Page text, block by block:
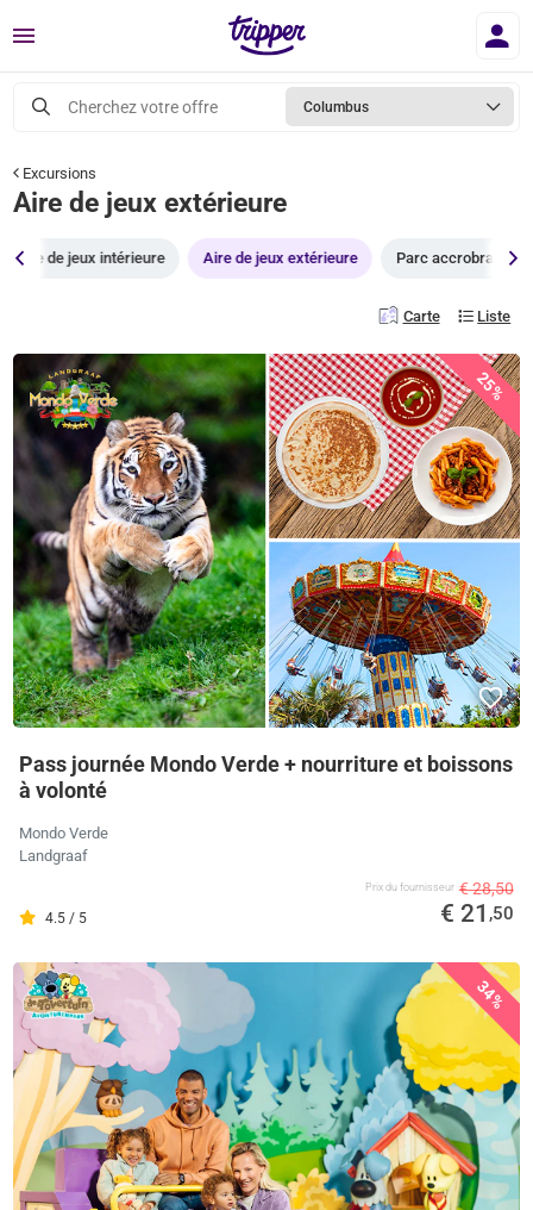
Menu
Cherchez votre offre Columbus
Excursions
Aire de jeux extérieure
Aire de jeux intérieure Aire de jeux extérieure Parc accrobranche
Carte Liste
25%
Pass journée Mondo Verde + nourriture et boissons
à volonté
Mondo Verde
Landgraaf
4.5 / 5
Prix ​​du fournisseur € 28,50
€ 21 ,50
34%